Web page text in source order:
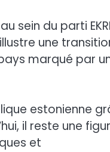
sein du parti
une
marqué par
estonienne
il reste une
et